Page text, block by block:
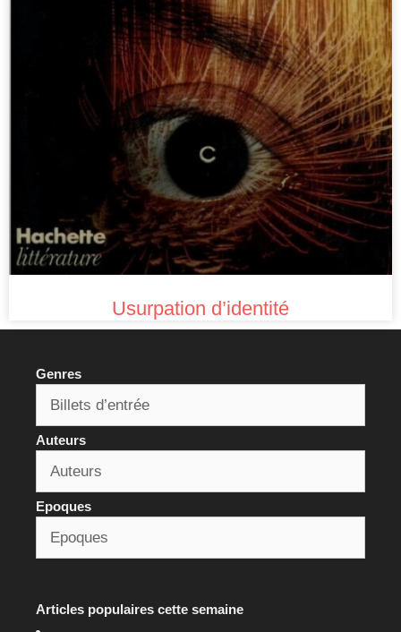
Usurpation d’identité
Genres
Auteurs
Epoques
Articles populaires cette semaine